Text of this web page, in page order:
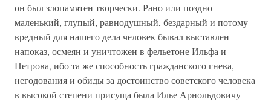
он был злопамятен творчески. Рано или поздно
маленький, глупый, равнодушный, бездарный и потому
вредный для нашего дела человек бывал выставлен
напоказ, осмеян и уничтожен в фельетоне Ильфа и
Петрова, ибо та же способность гражданского гнева,
негодования и обиды за достоинство советского человека
в высокой степени присуща была Илье Арнольдовичу